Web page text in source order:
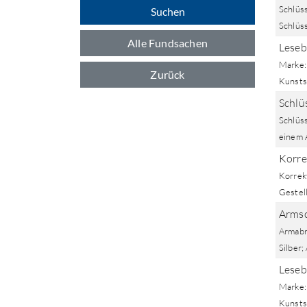
Suchen
Alle Fundsachen
Zurück
einem
Silber;